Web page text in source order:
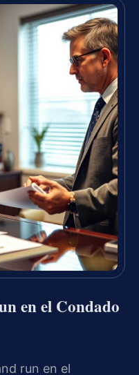
en el Condado
run en el